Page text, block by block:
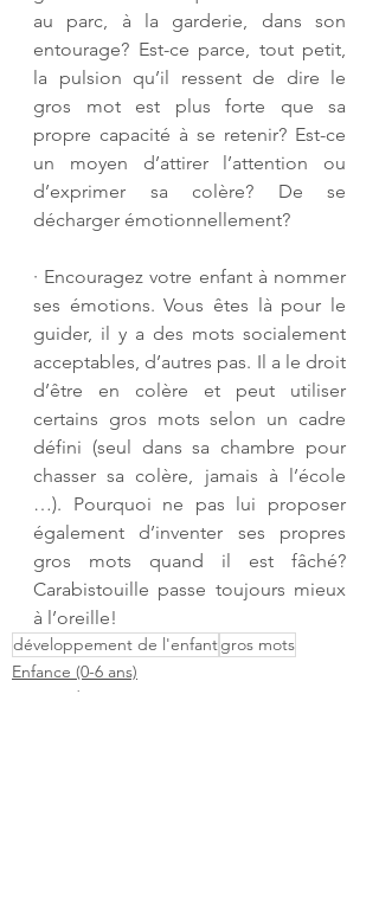
au parc, à la garderie, dans son
entourage? Est-ce parce, tout petit,
la pulsion qu’il ressent de dire le
gros mot est plus forte que sa
propre capacité à se retenir? Est-ce
un moyen d’attirer l’attention ou
d’exprimer sa colère? De se
décharger émotionnellement?
· Encouragez votre enfant à nommer
ses émotions. Vous êtes là pour le
guider, il y a des mots socialement
acceptables, d’autres pas. Il a le droit
d’être en colère et peut utiliser
certains gros mots selon un cadre
défini (seul dans sa chambre pour
chasser sa colère, jamais à l’école
…). Pourquoi ne pas lui proposer
également d’inventer ses propres
gros mots quand il est fâché?
Carabistouille passe toujours mieux
à l’oreille!
développement de l'enfantgros mots
Enfance (0-6 ans)
Le coin des parents